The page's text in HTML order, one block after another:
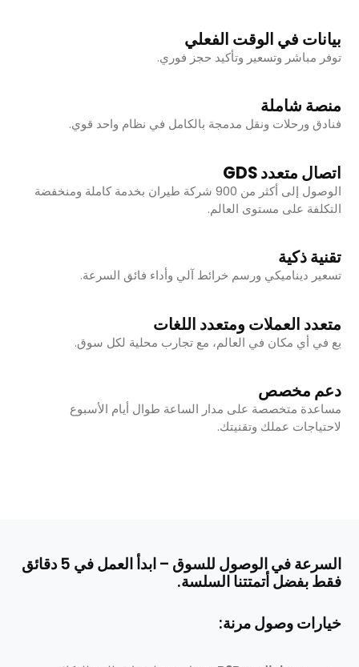
بيانات في الوقت الفعلي
توفر مباشر وتسعير وتأكيد حجز فوري.
منصة شاملة
فنادق ورحلات ونقل مدمجة بالكامل في نظام واحد قوي.
اتصال متعدد GDS
الوصول إلى أكثر من 900 شركة طيران بخدمة كاملة ومنخفضة
التكلفة على مستوى العالم.
تقنية ذكية
تسعير ديناميكي ورسم خرائط آلي وأداء فائق السرعة.
متعدد العملات ومتعدد اللغات
بع في أي مكان في العالم، مع تجارب محلية لكل سوق.
دعم مخصص
مساعدة متخصصة على مدار الساعة طوال أيام الأسبوع
لاحتياجات عملك وتقنيتك.
السرعة في الوصول للسوق – ابدأ العمل في 5 دقائق
فقط بفضل أتمتتنا السلسة.
خيارات وصول مرنة: